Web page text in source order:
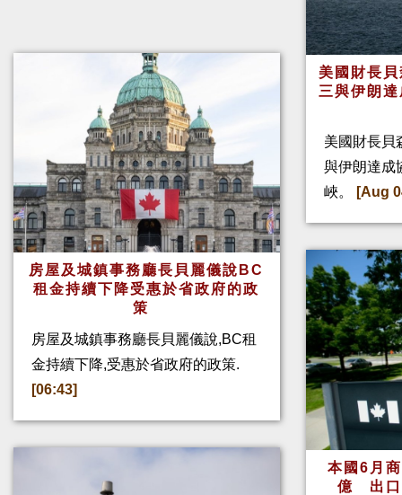
房屋及城鎮事務廳長貝麗儀說BC
租金持續下降受惠於省政府的政
策
房屋及城鎮事務廳長貝麗儀說,BC租
金持續下降,受惠於省政府的政策.
[06:43]
美國財長
三與伊朗
美國財長貝
與伊朗達成
峽。
[Aug
本國6月
億 出口